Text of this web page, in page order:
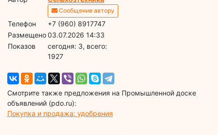
Сообщение автору
Телефон
+7 (960) 8917747
Размещено03.07.2026 14:33
Показов
cегодня: 3, всего:
1927
Смотрите также предложения на Промышленной доске
объявлений (pdo.ru):
Покупка и продажа: удобрения